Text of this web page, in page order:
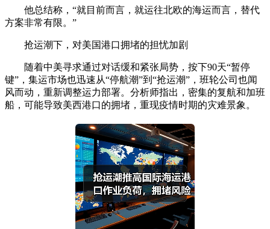
他总结称，“就目前而言，就运往北欧的海运而言，替代
方案非常有限。”
抢运潮下，对美国港口拥堵的担忧加剧
随着中美寻求通过对话缓和紧张局势，按下90天“暂停
键”，集运市场也迅速从“停航潮”到“抢运潮”，班轮公司也闻
风而动，重新调整运力部署。分析师指出，密集的复航和加班
船，可能导致美西港口的拥堵，重现疫情时期的灾难景象。